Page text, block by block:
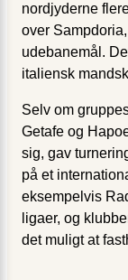
nordjyderne
over
udebanemål.
italiensk
Selv om
Getafe og
sig, gav
på et
eksempelvis
ligaer, og
det muligt at